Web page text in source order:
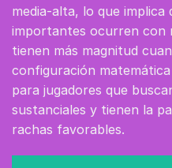
media-alta, lo que implica
importantes ocurren con
tienen más magnitud
configuración
para jugadores que
sustanciales y tienen la
rachas favorables.